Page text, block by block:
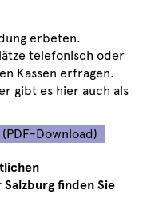
erbeten.
telefonisch oder
Kassen erfragen.
gibt es hier auch als
Download)
finden Sie